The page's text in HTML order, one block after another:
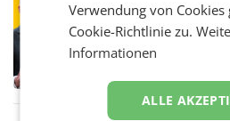
ersten
Briefgeschäft
WIEN Die
von 1.544,0 Mio.
einem Plus von
Verwendung von
Cookie-Richtlinie zu.
Informationen
ALLE